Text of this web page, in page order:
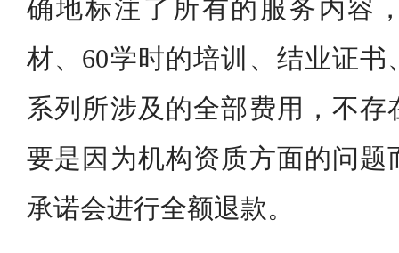
确地标注了所有的服务内容
材、60学时的培训、结业证
系列所涉及的全部费用，不
要是因为机构资质方面的问题
承诺会进行全额退款。